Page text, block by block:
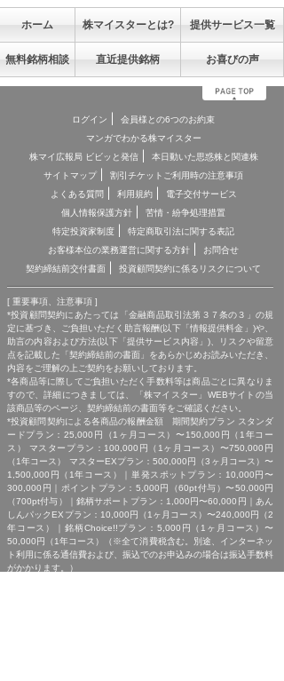
ホーム 株マイスターとは? 提供サービス一覧
無料銘柄相談 直近提供銘柄 お喜びの声
ログイン
会員様との6つのお約束
マンガでわかる株マイスター
株マイ広報局 ビビッと発信
本日動いた思惑株と関連株
サイトマップ
割引チケットご利用時の注意事項
よくある質問
利用規約
電子交付サービス
個人情報保護方針
苦情・紛争処理措置
特定投資家制度
特定商取引法に関する表記
お客様本位の業務運営に関する方針
お問合せ
契約締結前交付書面
投資顧問契約に係るリスクについて
[ 重要事項、注意事項 ]
*投資顧問契約にあたっては「金融商品取引法第３７条の３」の規
定に基づき、ご負担いただく助言報酬(以下「情報提供料金」)や、
助言の内容および方法(以下「提供サービス内容」)、リスクや留意
点を記載した「契約締結前の書面」をあらかじめお読みいただき、
内容をご理解の上ご契約をお願いしております。
*各商品等に際してご負担いただく手数料等は商品ごとに異なりま
すので、詳細につきましては、「株マイスター」WEBサイトの当
該商品等のページ、契約締結前の書面等をご確認ください。
*投資顧問契約による各商品の報酬金額 期間契約プラン スタンダ
ードプラン：25,000円（1ヶ月コース）〜150,000円（1年コー
ス） マスタープラン：100,000円（1ヶ月コース）〜750,000円
（1年コース） マスターEXプラン：500,000円（3ヶ月コース）〜
1,500,000円（1年コース）｜単発スポットプラン：10,000円〜
300,000円｜ポイントプラン：5,000円（60pt付与）〜50,000円
（700pt付与）｜銘柄サポートプラン：1,000円〜60,000円｜あん
しんパックEXプラン：10,000円（1ヶ月コース）〜240,000円（2
年コース）｜銘柄Choice!!プラン：5,000円（1ヶ月コース）〜
50,000円（1年コース）（※全て消費税含む。別途、インターネッ
ト利用に係る通信費および、振込でのお申込みの場合は振込手数料
がかかります。）